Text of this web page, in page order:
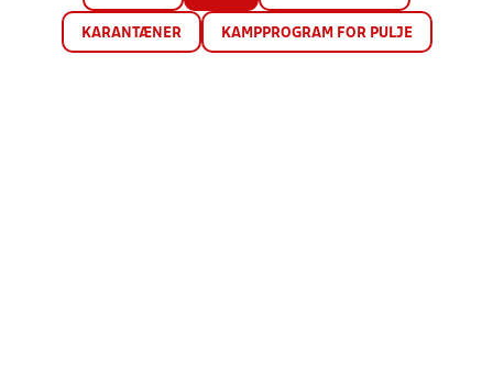
KARANTÆNER KAMPPROGRAM FOR PULJE